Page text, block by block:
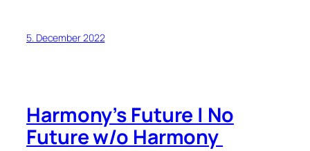
5. December 2022
Harmony’s Future | No
Future w/o Harmony